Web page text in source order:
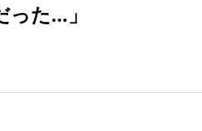
った…」